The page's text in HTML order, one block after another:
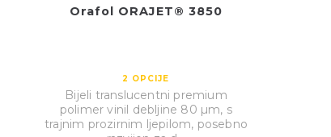
Orafol ORAJET® 3850
2 OPCIJE
Bijeli translucentni premium
polimer vinil debljine 80 µm, s
trajnim prozirnim ljepilom, posebno